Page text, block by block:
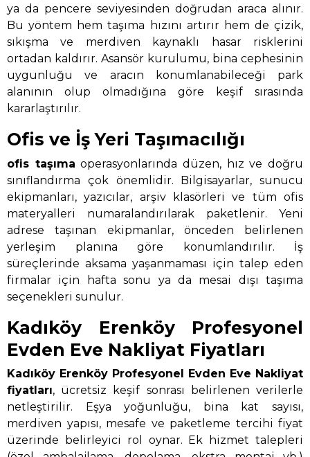
ya da pencere seviyesinden doğrudan araca alınır.
Bu yöntem hem taşıma hızını artırır hem de çizik,
sıkışma ve merdiven kaynaklı hasar risklerini
ortadan kaldırır. Asansör kurulumu, bina cephesinin
uygunluğu ve aracın konumlanabileceği park
alanının olup olmadığına göre keşif sırasında
kararlaştırılır.
Ofis ve İş Yeri Taşımacılığı
ofis taşıma operasyonlarında düzen, hız ve doğru
sınıflandırma çok önemlidir. Bilgisayarlar, sunucu
ekipmanları, yazıcılar, arşiv klasörleri ve tüm ofis
materyalleri numaralandırılarak paketlenir. Yeni
adrese taşınan ekipmanlar, önceden belirlenen
yerleşim planına göre konumlandırılır. İş
süreçlerinde aksama yaşanmaması için talep eden
firmalar için hafta sonu ya da mesai dışı taşıma
seçenekleri sunulur.
Kadıköy Erenköy Profesyonel
Evden Eve Nakliyat Fiyatları
Kadıköy Erenköy Profesyonel Evden Eve Nakliyat
fiyatları, ücretsiz keşif sonrası belirlenen verilerle
netleştirilir. Eşya yoğunluğu, bina kat sayısı,
merdiven yapısı, mesafe ve paketleme tercihi fiyat
üzerinde belirleyici rol oynar. Ek hizmet talepleri